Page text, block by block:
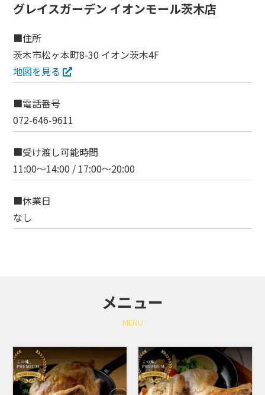
グレイスガーデン イオンモール茨木店
■住所
茨木市松ヶ本町8-30 イオン茨木4F
地図を見る
■電話番号
072-646-9611
■受け渡し可能時間
11:00～14:00 / 17:00～20:00
■休業日
なし
メニュー
MENU